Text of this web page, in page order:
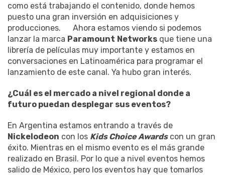
como está trabajando el contenido, donde hemos
puesto una gran inversión en adquisiciones y
producciones. Ahora estamos viendo si podemos
lanzar la marca Paramount Networks que tiene una
librería de películas muy importante y estamos en
conversaciones en Latinoamérica para programar el
lanzamiento de este canal. Ya hubo gran interés.
¿Cuál es el mercado a nivel regional donde a
futuro puedan desplegar sus eventos?
En Argentina estamos entrando a través de
Nickelodeon con los Kids Choice Awardscon un gran
éxito. Mientras en el mismo evento es el más grande
realizado en Brasil. Por lo que a nivel eventos hemos
salido de México, pero los eventos hay que tomarlos